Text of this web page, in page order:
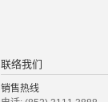
联络我们
销售热线